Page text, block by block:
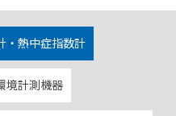
・熱中症指数計
境計測機器